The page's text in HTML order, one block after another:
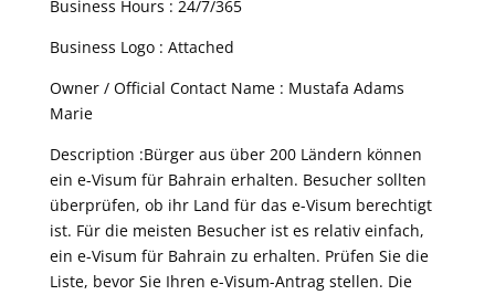
Business Hours : 24/7/365
Business Logo : Attached
Owner / Official Contact Name : Mustafa Adams
Marie
Description :Bürger aus über 200 Ländern können
ein e-Visum für Bahrain erhalten. Besucher sollten
überprüfen, ob ihr Land für das e-Visum berechtigt
ist. Für die meisten Besucher ist es relativ einfach,
ein e-Visum für Bahrain zu erhalten. Prüfen Sie die
Liste, bevor Sie Ihren e-Visum-Antrag stellen. Die